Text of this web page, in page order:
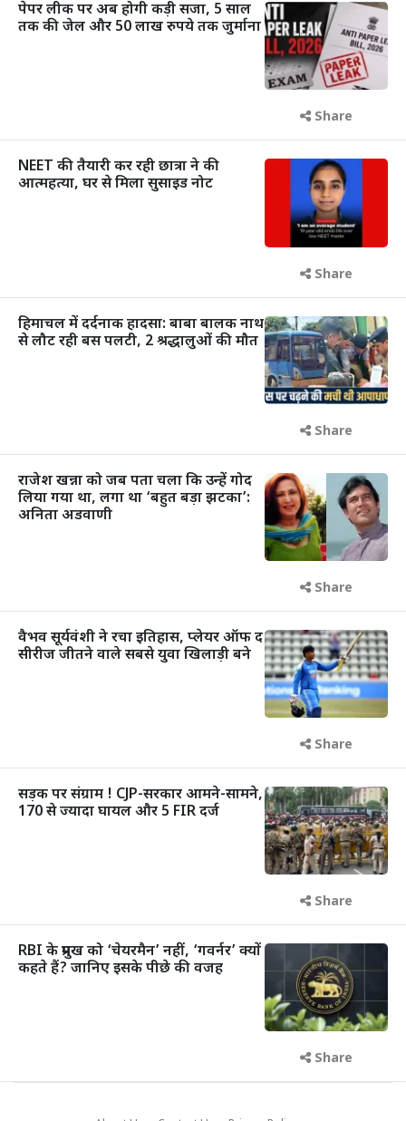
पेपर लीक पर अब होगी कड़ी सजा, 5 साल
तक की जेल और 50 लाख रुपये तक जुर्माना
Share
NEET की तैयारी कर रही छात्रा ने की
आत्महत्या, घर से मिला सुसाइड नोट
Share
हिमाचल में दर्दनाक हादसा: बाबा बालक नाथ
से लौट रही बस पलटी, 2 श्रद्धालुओं की मौत
Share
राजेश खन्ना को जब पता चला कि उन्हें गोद
लिया गया था, लगा था ‘बहुत बड़ा झटका’:
अनिता अडवाणी
Share
वैभव सूर्यवंशी ने रचा इतिहास, प्लेयर ऑफ द
सीरीज जीतने वाले सबसे युवा खिलाड़ी बने
Share
सड़क पर संग्राम ! CJP-सरकार आमने-सामने,
170 से ज्यादा घायल और 5 FIR दर्ज
Share
RBI के प्रमुख को ‘चेयरमैन’ नहीं, ‘गवर्नर’ क्यों
कहते हैं? जानिए इसके पीछे की वजह
Share